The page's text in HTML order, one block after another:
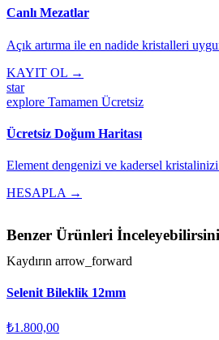
Canlı Mezatlar
Açık artırma ile en nadide kristalleri
KAYIT OL →
star
explore Tamamen Ücretsiz
Ücretsiz Doğum Haritası
Element dengenizi ve kadersel
HESAPLA →
Benzer Ürünleri
Kaydırın arrow_forward
Selenit Bileklik 12mm
₺1.800,00